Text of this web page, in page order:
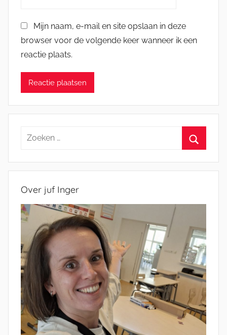
Mijn naam, e-mail en site opslaan in deze
browser voor de volgende keer wanneer ik een
reactie plaats.
Zoeken
Over juf Inger